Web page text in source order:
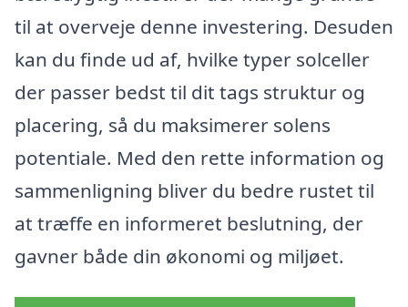
til at overveje denne investering. Desuden
kan du finde ud af, hvilke typer solceller
der passer bedst til dit tags struktur og
placering, så du maksimerer solens
potentiale. Med den rette information og
sammenligning bliver du bedre rustet til
at træffe en informeret beslutning, der
gavner både din økonomi og miljøet.